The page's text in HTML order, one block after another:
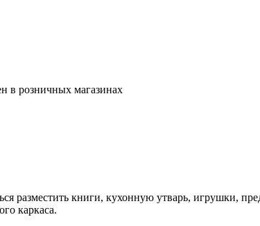
в розничных магазинах
разместить книги, кухонную утварь, игрушки,
каркаса.